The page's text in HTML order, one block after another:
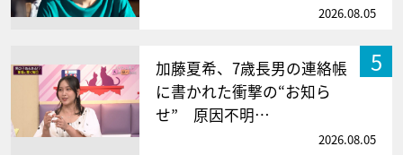
2026.08.05
5
加藤夏希、7歳長男の連絡帳
に書かれた衝撃の“お知ら
せ” 原因不明…
2026.08.05